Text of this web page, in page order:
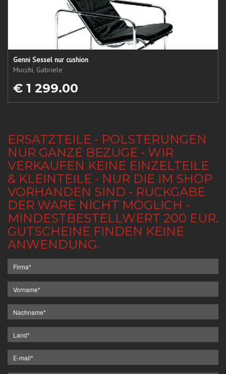
Genni Sessel nur cushion
Mucchi, Gabriele
€ 1 299.00
ERSATZTEILE - POLSTERUNGEN
NUR GANZE BEZÜGE - WIR
VERKAUFEN KEINE EINZELTEILE
& KLEINTEILE - NUR DIE IM SHOP
VORHANDEN SIND - RÜCKGABE
DER WARE NICHT MÖGLICH -
MINDESTBESTELLWERT 200 EUR.
GUTSCHEINE FINDEN KEINE
ANWENDUNG.